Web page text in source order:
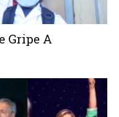
Gripe A